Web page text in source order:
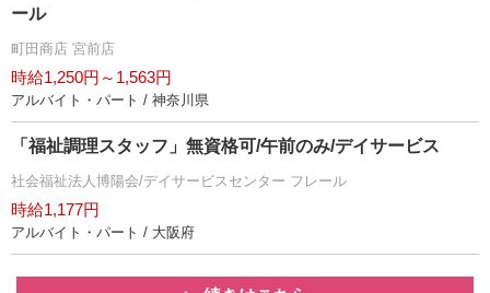
ール
町田商店 宮前店
時給1,250円～1,563円
アルバイト・パート / 神奈川県
「福祉調理スタッフ」無資格可/午前のみ/デイサービス
社会福祉法人博陽会/デイサービスセンター フレール
時給1,177円
アルバイト・パート / 大阪府